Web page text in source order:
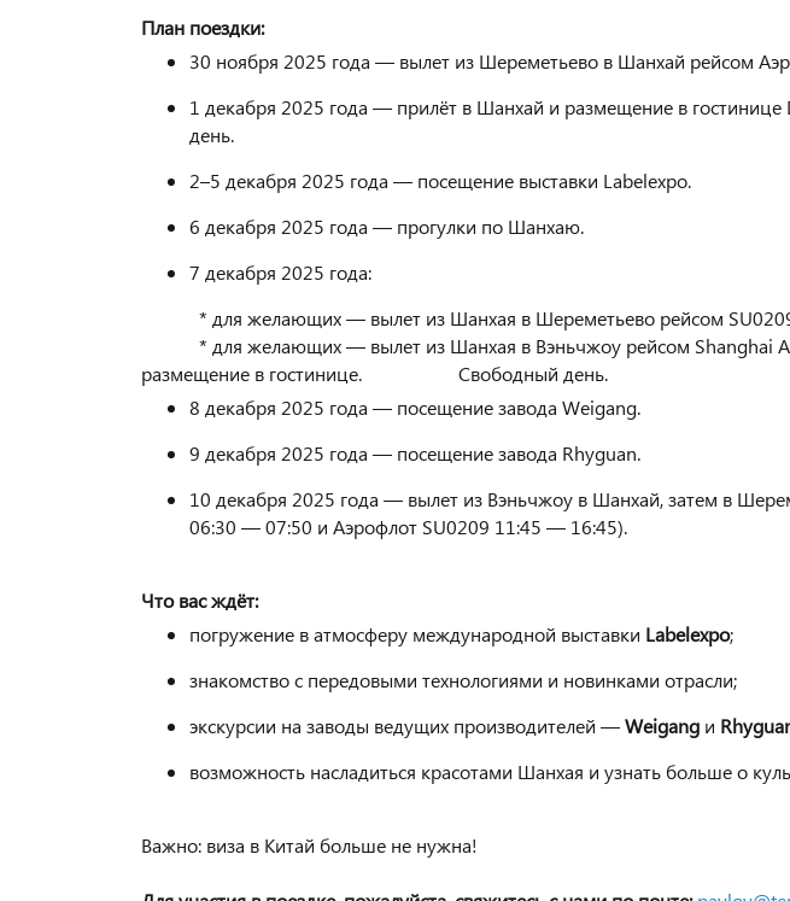
План поездки:
30 ноября 2025 года — вылет из Шереметьево в Шанхай рейсом
1 декабря 2025 года — прилёт в Шанхай и размещение в
день.
2–5 декабря 2025 года — посещение выставки Labelexpo.
6 декабря 2025 года — прогулки по Шанхаю.
7 декабря 2025 года:
* для желающих — вылет из Шанхая в Шереметьево рейсом
* для желающих — вылет из Шанхая в Вэньчжоу рейсом Shanghai
размещение в гостинице. Свободный день.
8 декабря 2025 года — посещение завода Weigang.
9 декабря 2025 года — посещение завода Rhyguan.
10 декабря 2025 года — вылет из Вэньчжоу в Шанхай, затем в
06:30 — 07:50 и Аэрофлот SU0209 11:45 — 16:45).
Что вас ждёт:
погружение в атмосферу международной выставки Labelexpo;
знакомство с передовыми технологиями и новинками отрасли;
экскурсии на заводы ведущих производителей —Weigang и
возможность насладиться красотами Шанхая и узнать больше о
Важно: виза в Китай больше не нужна!